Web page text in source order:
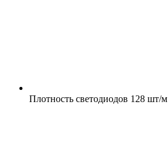
Плотность светодиодов 128 шт/м